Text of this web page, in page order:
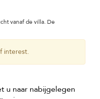
vanaf de villa. De
interest.
u naar nabijgelegen